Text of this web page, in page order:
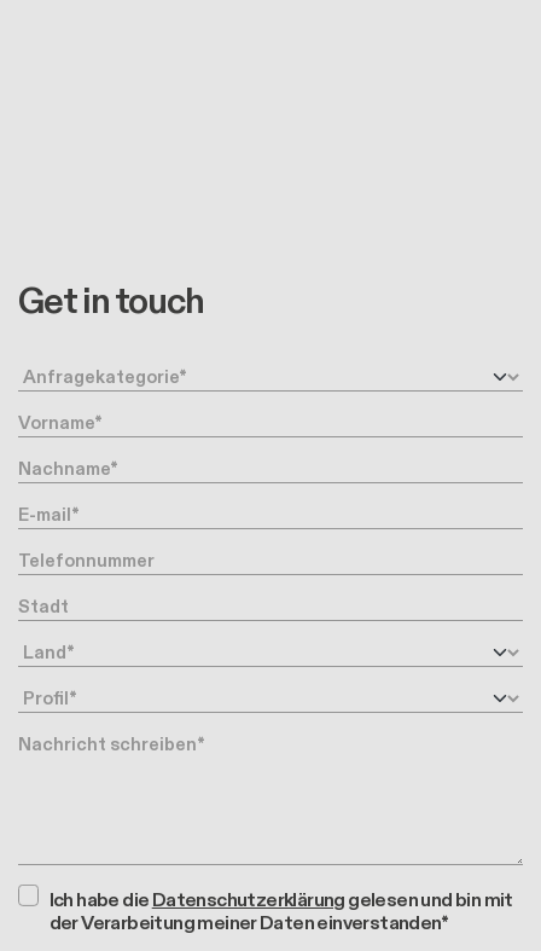
Get in touch
Anfragetyp
Vorname
Nachname
Ihre Email-Adresse
Telefonnummer
Stadt
Land
Profil
Nachricht
Ich habe dieDatenschutzerklärunggelesen und bin mit
der Verarbeitung meiner Daten einverstanden*